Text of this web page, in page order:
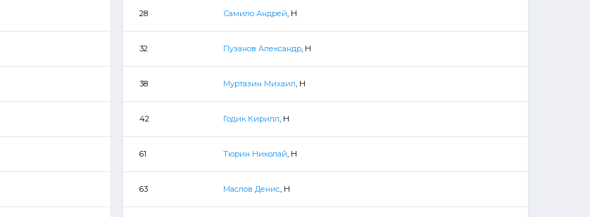
28 Самило Андрей , Н
32 Пузанов Александр , Н
38 Муртазин Михаил , Н
42 Годик Кирилл , Н
61 Тюрин Николай , Н
63 Маслов Денис , Н